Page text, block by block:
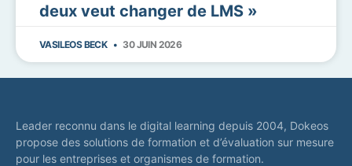
deux veut changer de LMS »
VASILEOS BECK 30 JUIN 2026
Leader reconnu dans le digital learning depuis 2004, Dokeos
propose des solutions de formation et d’évaluation sur mesure
pour les entreprises et organismes de formation.